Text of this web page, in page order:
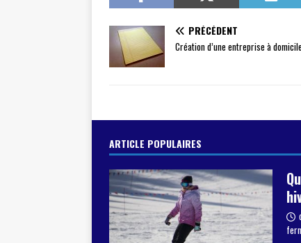
PRÉCÉDENT
Création d’une entreprise à
ARTICLE POPULAIRES